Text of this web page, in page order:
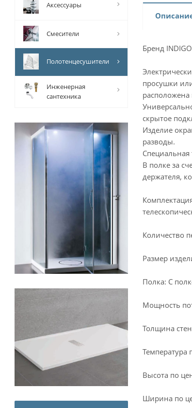
Бренд
просушки
скрытое
Изделие
разводы.
Специальная
В полке за
держателя,
Количество
Размер
Полка: С
Мощность
Толщина
Температура
Высота по
Ширина по
Аксессуары
Смесители
Полотенцесушители
Инженерная
сантехника